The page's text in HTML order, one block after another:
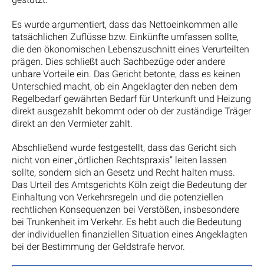
Es wurde argumentiert, dass das Nettoeinkommen alle
tatsächlichen Zuflüsse bzw. Einkünfte umfassen sollte,
die den ökonomischen Lebenszuschnitt eines Verurteilten
prägen. Dies schließt auch Sachbezüge oder andere
unbare Vorteile ein. Das Gericht betonte, dass es keinen
Unterschied macht, ob ein Angeklagter den neben dem
Regelbedarf gewährten Bedarf für Unterkunft und Heizung
direkt ausgezahlt bekommt oder ob der zuständige Träger
direkt an den Vermieter zahlt.
Abschließend wurde festgestellt, dass das Gericht sich
nicht von einer „örtlichen Rechtspraxis“ leiten lassen
sollte, sondern sich an Gesetz und Recht halten muss.
Das Urteil des Amtsgerichts Köln zeigt die Bedeutung der
Einhaltung von Verkehrsregeln und die potenziellen
rechtlichen Konsequenzen bei Verstößen, insbesondere
bei Trunkenheit im Verkehr. Es hebt auch die Bedeutung
der individuellen finanziellen Situation eines Angeklagten
bei der Bestimmung der Geldstrafe hervor.